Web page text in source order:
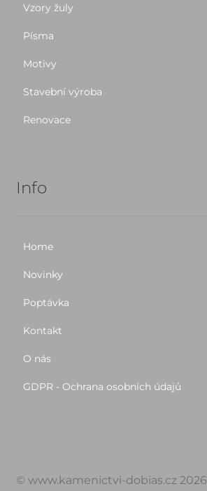
Vzory žuly
Písma
Motivy
Stavební výroba
Renovace
Info
Home
Novinky
Poptávka
Kontakt
O nás
GDPR - Ochrana osobních údajů
© www.kamenictvi-dobias.cz 2026